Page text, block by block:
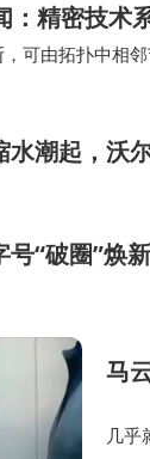
：精密技术
可由拓扑中相
转变的基础是
水潮起，沃
“破圈”焕
马
几乎